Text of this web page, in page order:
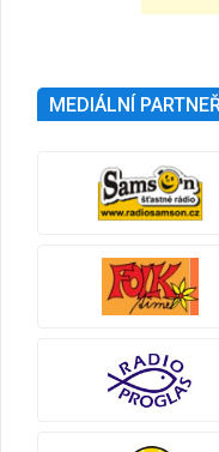
MEDIÁLNÍ